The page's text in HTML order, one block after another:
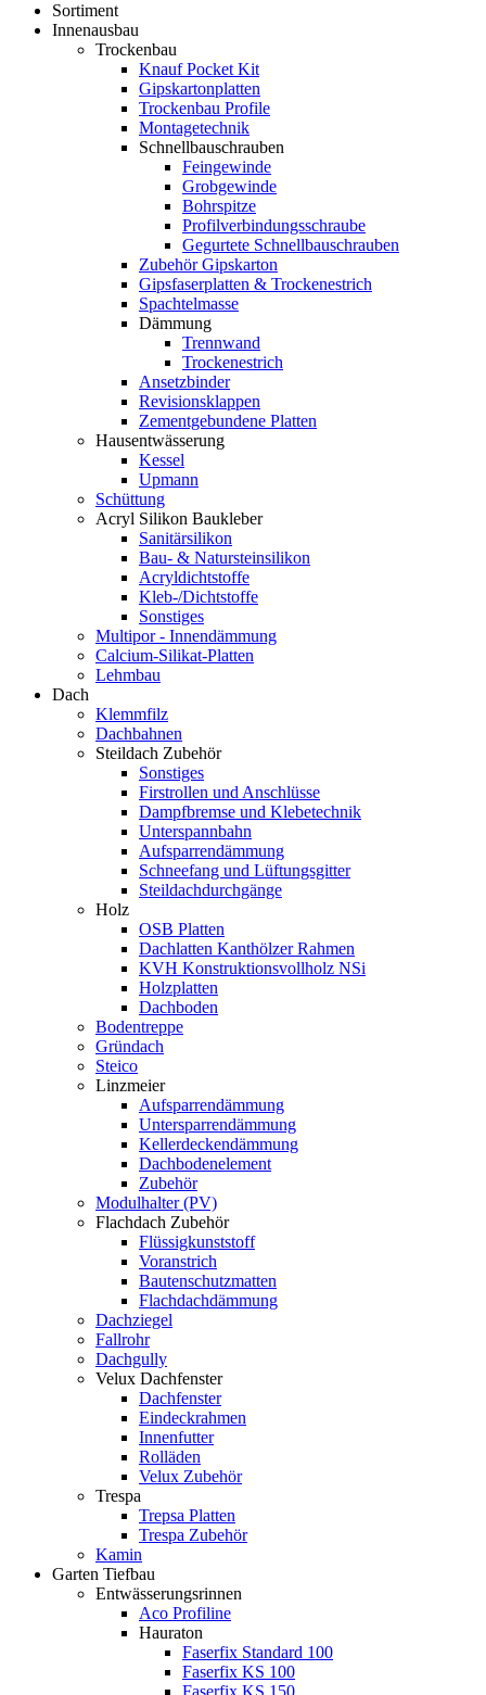
Sortiment
Innenausbau
Trockenbau
Knauf Pocket Kit
Gipskartonplatten
Trockenbau Profile
Montagetechnik
Schnellbauschrauben
Feingewinde
Grobgewinde
Bohrspitze
Profilverbindungsschraube
Gegurtete Schnellbauschrauben
Zubehör Gipskarton
Gipsfaserplatten & Trockenestrich
Spachtelmasse
Dämmung
Trennwand
Trockenestrich
Ansetzbinder
Revisionsklappen
Zementgebundene Platten
Hausentwässerung
Kessel
Upmann
Schüttung
Acryl Silikon Baukleber
Sanitärsilikon
Bau- & Natursteinsilikon
Acryldichtstoffe
Kleb-/Dichtstoffe
Sonstiges
Multipor - Innendämmung
Calcium-Silikat-Platten
Lehmbau
Dach
Klemmfilz
Dachbahnen
Steildach Zubehör
Sonstiges
Firstrollen und Anschlüsse
Dampfbremse und Klebetechnik
Unterspannbahn
Aufsparrendämmung
Schneefang und Lüftungsgitter
Steildachdurchgänge
Holz
OSB Platten
Dachlatten Kanthölzer Rahmen
KVH Konstruktionsvollholz NSi
Holzplatten
Dachboden
Bodentreppe
Gründach
Steico
Linzmeier
Aufsparrendämmung
Untersparrendämmung
Kellerdeckendämmung
Dachbodenelement
Zubehör
Modulhalter (PV)
Flachdach Zubehör
Flüssigkunststoff
Voranstrich
Bautenschutzmatten
Flachdachdämmung
Dachziegel
Fallrohr
Dachgully
Velux Dachfenster
Dachfenster
Eindeckrahmen
Innenfutter
Rolläden
Velux Zubehör
Trespa
Trepsa Platten
Trespa Zubehör
Kamin
Garten Tiefbau
Entwässerungsrinnen
Aco Profiline
Hauraton
Faserfix Standard 100
Faserfix KS 100
Faserfix KS 150